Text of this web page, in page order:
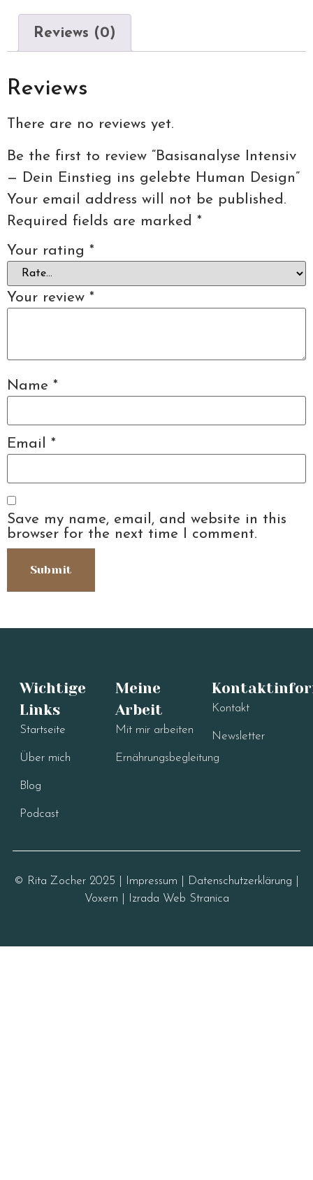
Reviews (0)
Reviews
There are no reviews yet.
Be the first to review “Basisanalyse Intensiv
— Dein Einstieg ins gelebte Human Design”
Your email address will not be published.
Required fields are marked *
Your rating *
Your review *
Name *
Email *
Save my name, email, and website in this
browser for the next time I comment.
Wichtige
Links
Startseite
Über mich
Blog
Podcast
Meine
Arbeit
Mit mir arbeiten
Ernährungsbegleitung
Kontakt
Newsletter
© Rita Zocher 2025 | Impressum Datenschutzerklärung
Voxern |
Izrada Web Stranica